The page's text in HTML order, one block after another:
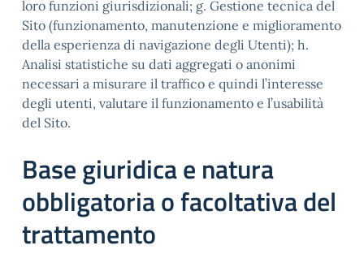
loro funzioni giurisdizionali; g. Gestione tecnica del
Sito (funzionamento, manutenzione e miglioramento
della esperienza di navigazione degli Utenti); h.
Analisi statistiche su dati aggregati o anonimi
necessari a misurare il traffico e quindi l’interesse
degli utenti, valutare il funzionamento e l’usabilità
del Sito.
Base giuridica e natura
obbligatoria o facoltativa del
trattamento